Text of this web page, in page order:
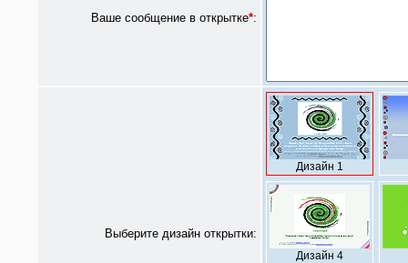
Ваше сообщение в открытке*:
Выберите дизайн открытки:
Дизайн 1
Дизайн 4